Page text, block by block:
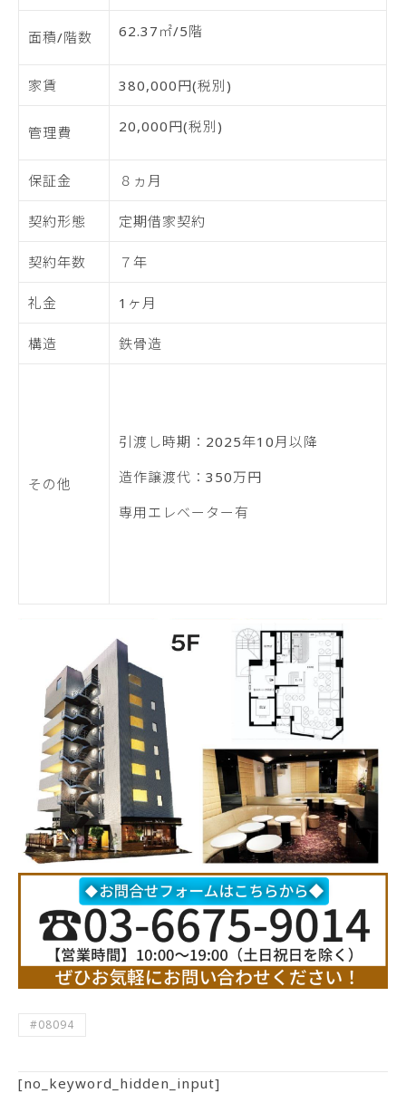
面積/階数 62.37㎡/5階
家賃 380,000円(税別)
管理費 20,000円(税別)
保証金 ８ヵ月
契約形態 定期借家契約
契約年数 ７年
礼金 1ヶ月
構造 鉄骨造
その他
引渡し時期：2025年10月以降
造作譲渡代：350万円
専用エレベーター有
#08094
[no_keyword_hidden_input]